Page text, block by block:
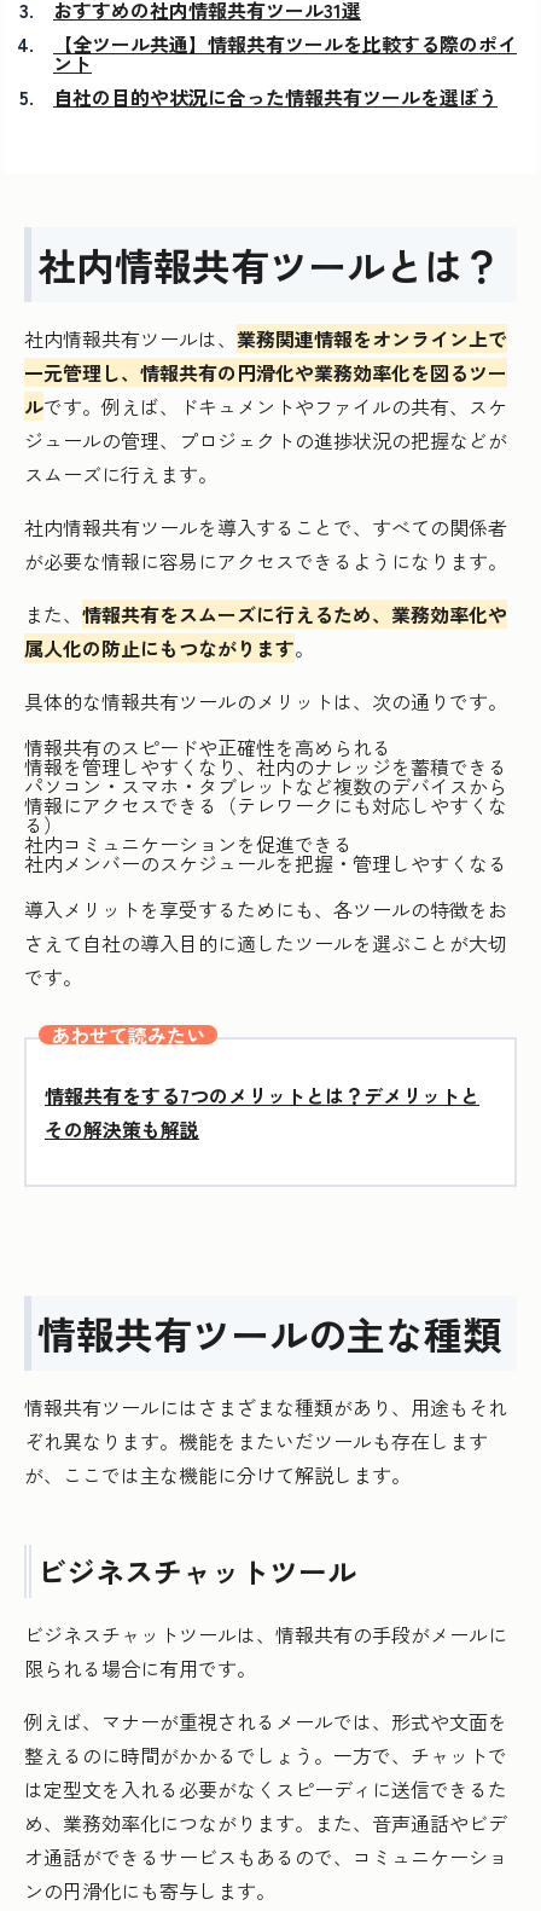
おすすめの社内情報共有ツール31選
【全ツール共通】情報共有ツールを比較する際のポイ
ント
自社の目的や状況に合った情報共有ツールを選ぼう
社内情報共有ツールとは？
社内情報共有ツールは、 業務関連情報をオンライン上で
一元管理し、情報共有の円滑化や業務効率化を図るツー
ルです。例えば、ドキュメントやファイルの共有、スケ
ジュールの管理、プロジェクトの進捗状況の把握などが
スムーズに行えます。
社内情報共有ツールを導入することで、すべての関係者
が必要な情報に容易にアクセスできるようになります。
また、 情報共有をスムーズに行えるため、業務効率化や
属人化の防止にもつながります。
具体的な情報共有ツールのメリットは、次の通りです。
情報共有のスピードや正確性を高められる
情報を管理しやすくなり、社内のナレッジを蓄積できる
パソコン・スマホ・タブレットなど複数のデバイスから
情報にアクセスできる（テレワークにも対応しやすくな
る）
社内コミュニケーションを促進できる
社内メンバーのスケジュールを把握・管理しやすくなる
導入メリットを享受するためにも、各ツールの特徴をお
さえて自社の導入目的に適したツールを選ぶことが大切
です。
あわせて読みたい
情報共有をする7つのメリットとは？デメリットと
その解決策も解説
情報共有ツールの主な種類
情報共有ツールにはさまざまな種類があり、用途もそれ
ぞれ異なります。機能をまたいだツールも存在します
が、ここでは主な機能に分けて解説します。
ビジネスチャットツール
ビジネスチャットツールは、情報共有の手段がメールに
限られる場合に有用です。
例えば、マナーが重視されるメールでは、形式や文面を
整えるのに時間がかかるでしょう。一方で、チャットで
は定型文を入れる必要がなくスピーディに送信できるた
め、業務効率化につながります。また、音声通話やビデ
オ通話ができるサービスもあるので、コミュニケーショ
ンの円滑化にも寄与します。